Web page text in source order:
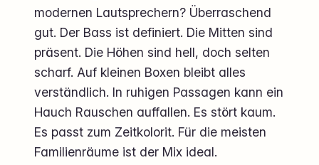
modernen Lautsprechern? Überraschend
gut. Der Bass ist definiert. Die Mitten sind
präsent. Die Höhen sind hell, doch selten
scharf. Auf kleinen Boxen bleibt alles
verständlich. In ruhigen Passagen kann ein
Hauch Rauschen auffallen. Es stört kaum.
Es passt zum Zeitkolorit. Für die meisten
Familienräume ist der Mix ideal.